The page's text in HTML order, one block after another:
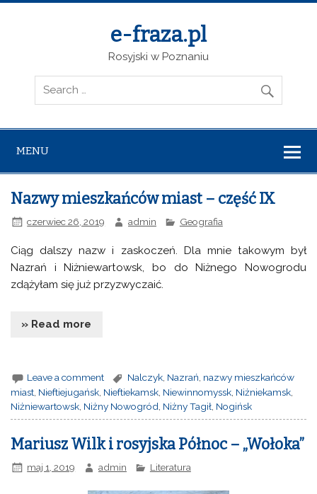
e-fraza.pl
Rosyjski w Poznaniu
MENU
Nazwy mieszkańców miast – część IX
czerwiec 26, 2019 admin Geografia
Ciąg dalszy nazw i zaskoczeń. Dla mnie takowym był
Nazrań i Niżniewartowsk, bo do Niżnego Nowogrodu
zdążyłam się już przyzwyczaić.
» Read more
Leave a comment Nalczyk Nazrań nazwy mieszkańców
miast, Nieftiejugańsk, Nieftiekamsk, Niewinnomyssk, Niżniekamsk,
Niżniewartowsk, Niżny Nowogród, Niżny Tagił, Nogińsk
Mariusz Wilk i rosyjska Północ – „Wołoka”
maj 1, 2019 admin Literatura